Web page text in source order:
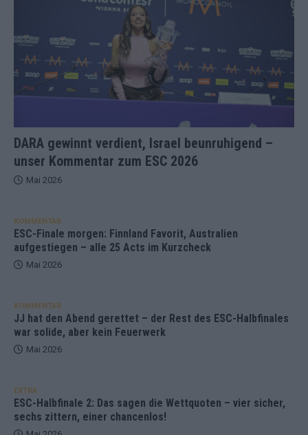
DARA gewinnt verdient, Israel beunruhigend –
unser Kommentar zum ESC 2026
Mai 2026
KOMMENTAR
ESC-Finale morgen: Finnland Favorit, Australien
aufgestiegen – alle 25 Acts im Kurzcheck
Mai 2026
KOMMENTAR
JJ hat den Abend gerettet – der Rest des ESC-Halbfinales
war solide, aber kein Feuerwerk
Mai 2026
EXTRA
ESC-Halbfinale 2: Das sagen die Wettquoten – vier sicher,
sechs zittern, einer chancenlos!